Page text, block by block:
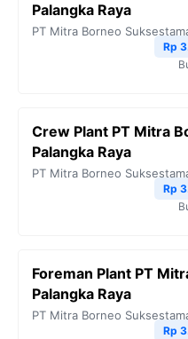
Palangka Raya
PT Mitra Borneo
Rp
Crew Plant PT Mitra
Palangka Raya
PT Mitra Borneo
Rp
Foreman Plant PT
Palangka Raya
PT Mitra Borneo
Rp